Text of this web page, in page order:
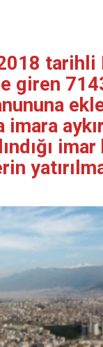
tarihli
giren
imar